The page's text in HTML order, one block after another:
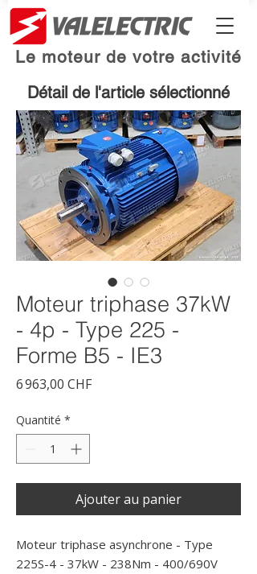
Le moteur de votre activité
Détail de l'article sélectionné
Moteur triphase 37kW
- 4p - Type 225 -
Forme B5 - IE3
6 963,00 CHFPrix
Quantité *
Ajouter au panier
Moteur triphase asynchrone - Type
225S-4 - 37kW - 238Nm - 400/690V